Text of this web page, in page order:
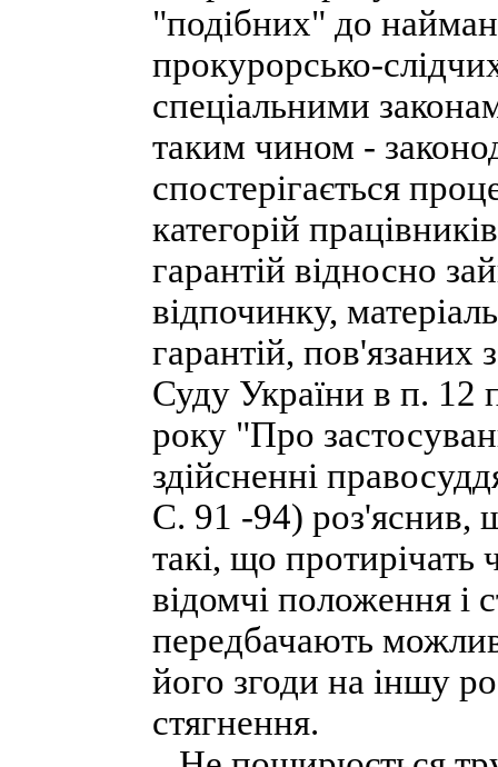
"подібних" до
прокурорсько-
спеціальними
таким чином -
спостерігається
категорій
гарантій відносно
відпочинку,
гарантій,
Суду України в п. 12
року "Про
здійсненні
С. 91 -94) роз'яснив,
такі, що протирічать
відомчі положення і
передбачають
його згоди на іншу
стягнення.